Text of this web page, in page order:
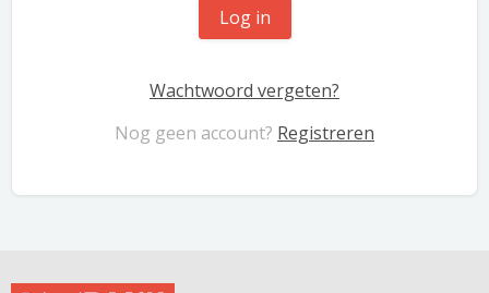
Log in
Wachtwoord vergeten?
Nog geen account? Registreren